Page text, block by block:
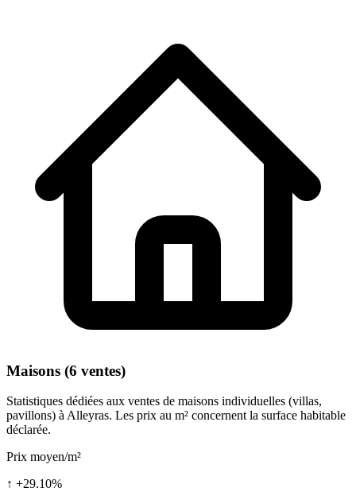
Maisons (6 ventes)
Statistiques dédiées aux ventes de maisons individuelles (villas,
pavillons) à Alleyras. Les prix au m² concernent la surface habitable
déclarée.
Prix moyen/m²
↑ +29.10%